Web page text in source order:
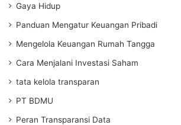
Gaya Hidup
Panduan Mengatur Keuangan Pribadi
Mengelola Keuangan Rumah Tangga
Cara Menjalani Investasi Saham
tata kelola transparan
PT BDMU
Peran Transparansi Data